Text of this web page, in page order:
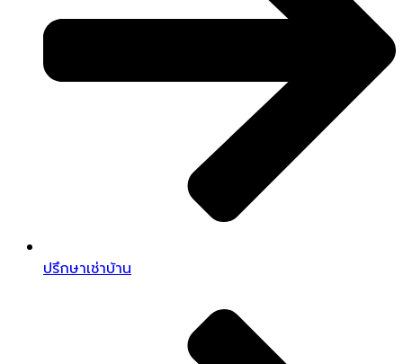
ปรึกษาเช่าบ้าน